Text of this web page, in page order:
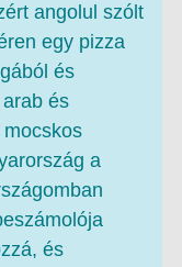
angolul szólt
egy pizza
és
és
mocskos
a
és